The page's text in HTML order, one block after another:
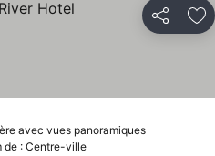
Partager
avec vues panoramiques
de : Centre-ville